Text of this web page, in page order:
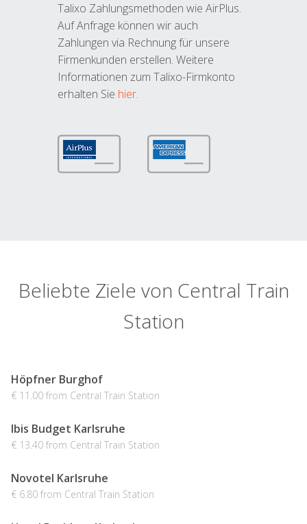
Talixo Zahlungsmethoden wie AirPlus.
Auf Anfrage können wir auch
Zahlungen via Rechnung für unsere
Firmenkunden erstellen. Weitere
Informationen zum Talixo-Firmkonto
erhalten Sie hier.
Beliebte Ziele von Central Train
Station
Höpfner Burghof
€ 11.00 from Central Train Station
Ibis Budget Karlsruhe
€ 13.40 from Central Train Station
Novotel Karlsruhe
€ 6.80 from Central Train Station